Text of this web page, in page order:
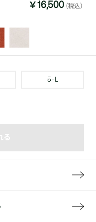
￥16,500 (税込)
5 - L
る